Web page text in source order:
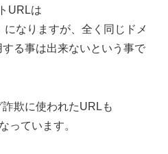
URLは
になりますが、全く同じドメ
る事は出来ないという事で
欺に使われたURLも
っています。